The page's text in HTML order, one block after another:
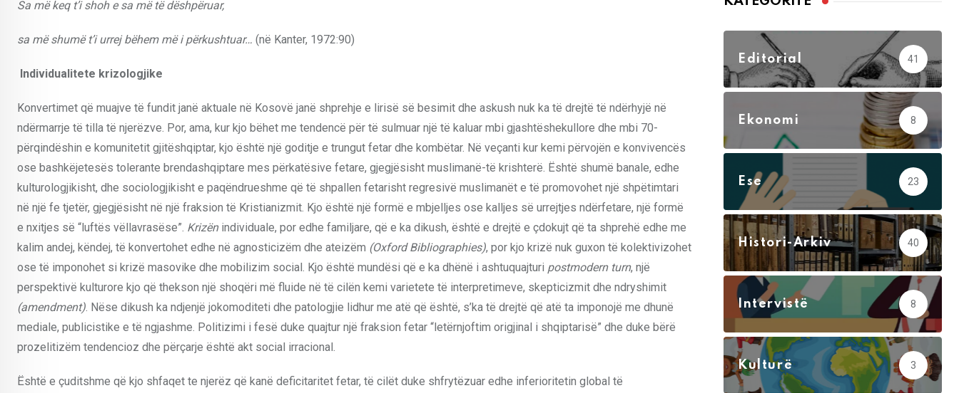
Sa më keq t’i shoh e sa më të dëshpëruar,
sa më shumë t’i urrej bëhem më i përkushtuar… (në Kanter, 1972:90)
Individualitete krizologjike
Konvertimet që muajve të fundit janë aktuale në Kosovë janë shprehje e lirisë së besimit dhe askush nuk ka të drejtë të ndërhyjë në
ndërmarrje të tilla të njerëzve. Por, ama, kur kjo bëhet me tendencë për të sulmuar një të kaluar mbi gjashtëshekullore dhe mbi 70-
përqindëshin e komunitetit gjitëshqiptar, kjo është një goditje e trungut fetar dhe kombëtar. Në veçanti kur kemi përvojën e konvivencës
ose bashkëjetesës tolerante brendashqiptare mes përkatësive fetare, gjegjësisht muslimanë-të krishterë. Është shumë banale, edhe
kulturologjikisht, dhe sociologjikisht e paqëndrueshme që të shpallen fetarisht regresivë muslimanët e të promovohet një shpëtimtari
në një fe tjetër, gjegjësisht në një fraksion të Kristianizmit. Kjo është një formë e mbjelljes ose kalljes së urrejtjes ndërfetare, një formë
e nxitjes së “luftës vëllavrasëse”. Krizënindividuale, por edhe familjare, që e ka dikush, është e drejtë e çdokujt që ta shprehë edhe me
kalim andej, këndej, të konvertohet edhe në agnosticizëm dhe ateizëm (Oxford Bibliographies), por kjo krizë nuk guxon të kolektivizohet
ose të imponohet si krizë masovike dhe mobilizim social. Kjo është mundësi që e ka dhënë i ashtuquajturi postmodern turn, një
perspektivë kulturore kjo që thekson një shoqëri më fluide në të cilën kemi varietete të interpretimeve, skepticizmit dhe ndryshimit
(amendment) . Nëse dikush ka ndjenjë jokomoditeti dhe patologjie lidhur me atë që është, s’ka të drejtë që atë ta imponojë me dhunë
mediale, publicistike e të ngjashme. Politizimi i fesë duke quajtur një fraksion fetar “letërnjoftim origjinal i shqiptarisë” dhe duke bërë
prozelitizëm tendencioz dhe përçarje është akt social irracional.
Është e çuditshme që kjo shfaqet te njerëz që kanë deficitaritet fetar, të cilët duke shfrytëzuar edhe inferioritetin global të
Editorial 41
Ekonomi 8
Ese 23
Histori-Arkiv 40
Intervistë 8
Kulturë 3